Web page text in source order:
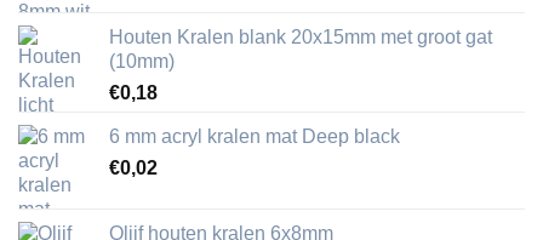
Houten Kralen blank 20x15mm met groot gat
(10mm)
€0,18
6 mm acryl kralen mat Deep black
€0,02
Olijf houten kralen 6x8mm